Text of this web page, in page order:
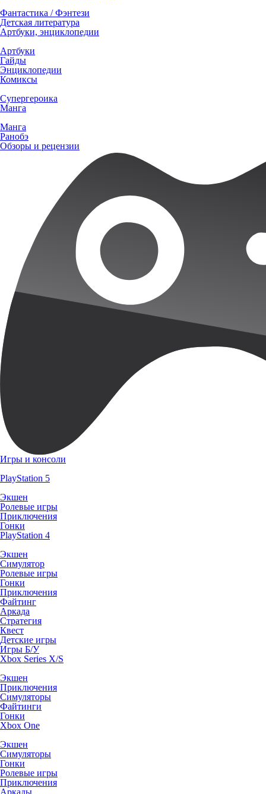
Фантастика / Фэнтези
Детская литература
Артбуки, энциклопедии
Артбуки
Гайды
Энциклопедии
Комиксы
Супергероика
Манга
Манга
Ранобэ
Обзоры и рецензии
Игры и консоли
PlayStation 5
Экшен
Ролевые игры
Приключения
Гонки
PlayStation 4
Экшен
Симулятор
Ролевые игры
Гонки
Приключения
Файтинг
Аркада
Стратегия
Квест
Детские игры
Игры Б/У
Xbox Series X/S
Экшен
Приключения
Симуляторы
Файтинги
Гонки
Xbox One
Экшен
Симуляторы
Гонки
Ролевые игры
Приключения
Аркады